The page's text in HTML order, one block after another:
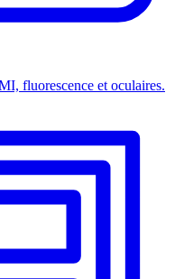
fluorescence et oculaires.